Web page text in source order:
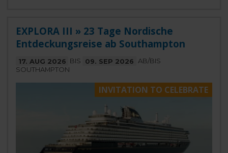
EXPLORA III » 23 Tage Nordische
Entdeckungsreise ab Southampton
17. AUG 2026 BIS 09. SEP 2026
AB/BIS
SOUTHAMPTON
INVITATION TO CELEBRATE